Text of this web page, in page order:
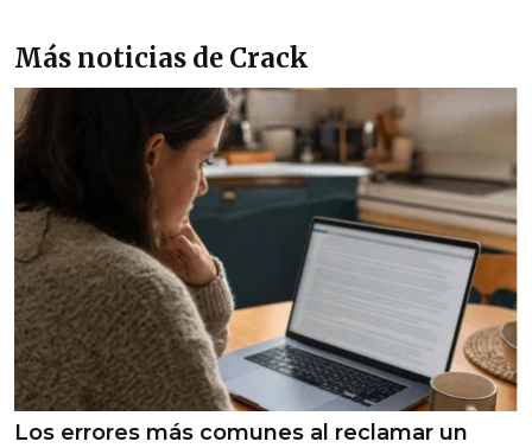
Más noticias de Crack
Los errores más comunes al reclamar un